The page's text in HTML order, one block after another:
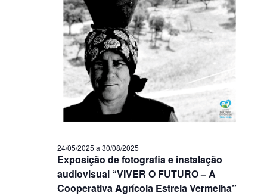
Exposição de fotografia e instalação
audiovisual “VIVER O FUTURO – A
Cooperativa Agrícola Estrela Vermelha”
24/05/2025 a 30/08/2025